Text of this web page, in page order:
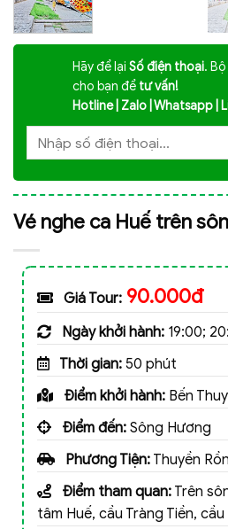
Hãy để lại Số điện thoại.
cho bạn để tư vấn!
Hotline | Zalo | Whatsapp |
Vé nghe ca Huế trên
Giá Tour: 90.000đ
Ngày khởi hành: 19:00;
Thời gian: 50 phút
Điểm khởi hành: Bến
Điểm đến: Sông Hương
Phương Tiện: Thuyền
Điểm tham quan: Trên
tâm Huế, cầu Tràng Tiền, cầu